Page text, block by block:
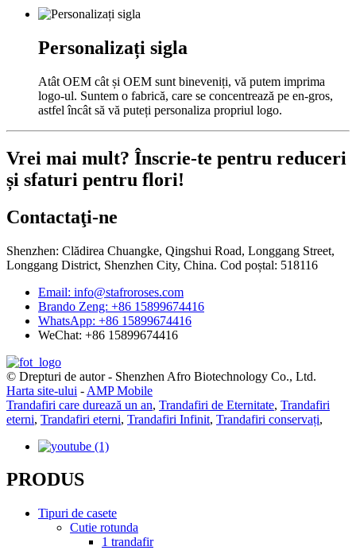
Personalizați sigla
Atât OEM cât și OEM sunt bineveniți, vă putem imprima
logo-ul. Suntem o fabrică, care se concentrează pe en-gros,
astfel încât să vă puteți personaliza propriul logo.
Vrei mai mult? Înscrie-te pentru reduceri
și sfaturi pentru flori!
Contactaţi-ne
Shenzhen: Clădirea Chuangke, Qingshui Road, Longgang Street,
Longgang District, Shenzhen City, China. Cod poștal: 518116
Email: info@stafroroses.com
Brando Zeng: +86 15899674416
WhatsApp: +86 15899674416
WeChat: +86 15899674416
© Drepturi de autor - Shenzhen Afro Biotechnology Co., Ltd.
Harta site-ului - AMP Mobile
Trandafiri care durează un an, Trandafiri de Eternitate, Trandafiri
eterni, Trandafiri eterni, Trandafiri Infinit, Trandafiri conservați,
PRODUS
Tipuri de casete
Cutie rotunda
1 trandafir